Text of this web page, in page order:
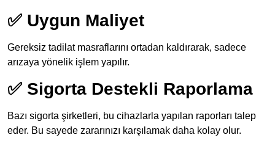
✅ Uygun Maliyet
Gereksiz tadilat masraflarını ortadan kaldırarak, sadece
arızaya yönelik işlem yapılır.
✅ Sigorta Destekli Raporlama
Bazı sigorta şirketleri, bu cihazlarla yapılan raporları talep
eder. Bu sayede zararınızı karşılamak daha kolay olur.